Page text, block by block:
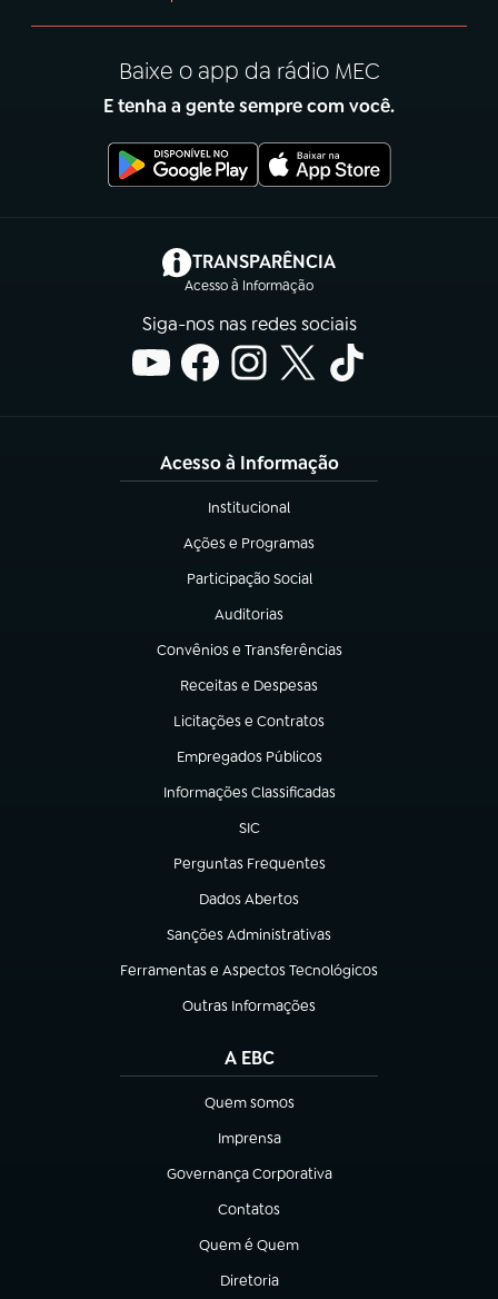
Baixe o app da rádio MEC
E tenha a gente sempre com você.
TRANSPARÊNCIA
Acesso à Informação
(abre em nova aba)
Siga-nos nas redes sociais
Acesso à Informação
Institucional
(abre em nova aba)
Ações e Programas
(abre em nova aba)
Participação Social
(abre em nova aba)
Auditorias
(abre em nova aba)
Convênios e Transferências
(abre em nova aba)
Receitas e Despesas
(abre em nova aba)
Licitações e Contratos
(abre em nova aba)
Empregados Públicos
(abre em nova aba)
Informações Classificadas
(abre em nova aba)
SIC
(abre em nova aba)
Perguntas Frequentes
(abre em nova aba)
Dados Abertos
(abre em nova aba)
Sanções Administrativas
(abre em nova aba)
Ferramentas e Aspectos Tecnológicos
(abre em nova aba)
Outras Informações
(abre em nova aba)
A EBC
Quem somos
(abre em nova aba)
Imprensa
(abre em nova aba)
Governança Corporativa
(abre em nova aba)
Contatos
(abre em nova aba)
Quem é Quem
(abre em nova aba)
Diretoria
(abre em nova aba)